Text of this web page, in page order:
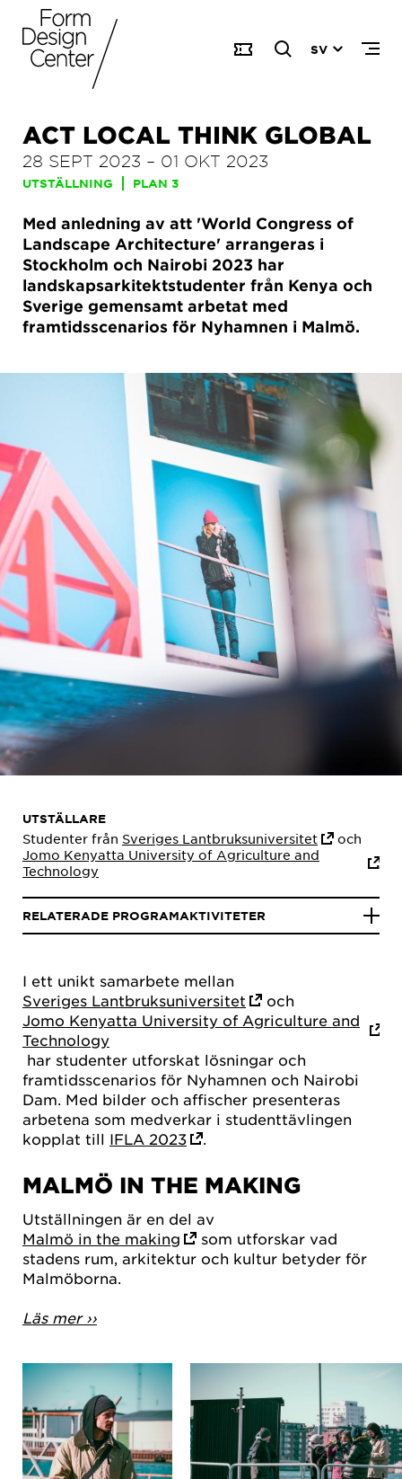
SV
ACT LOCAL THINK GLOBAL
28 SEPT 2023 – 01 OKT 2023
UTSTÄLLNING PLAN 3
Med anledning av att 'World Congress of
Landscape Architecture' arrangeras i
Stockholm och Nairobi 2023 har
landskapsarkitektstudenter från Kenya och
Sverige gemensamt arbetat med
framtidsscenarios för Nyhamnen i Malmö.
I ett unikt samarbete mellan
Sveriges Lantbruksuniversitet
och
Jomo Kenyatta University of Agriculture and
Technology
har studenter utforskat lösningar och
framtidsscenarios för Nyhamnen och Nairobi
Dam. Med bilder och affischer presenteras
arbetena som medverkar i studenttävlingen
kopplat till IFLA 2023 .
MALMÖ IN THE MAKING
Utställningen är en del av
Malmö in the making
som utforskar vad
stadens rum, arkitektur och kultur betyder för
Malmöborna.
Läs mer ››
UTSTÄLLARE
Studenter från Sveriges Lantbruksuniversitet
och
Jomo Kenyatta University of Agriculture and
Technology
RELATERADE PROGRAMAKTIVITETER